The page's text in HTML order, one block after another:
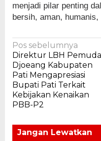
menjadi pilar penting
bersih, aman,
Navigasi
pos
Pos sebelumnya
Direktur LBH Pemuda
Djoeang Kabupaten
Pati Mengapresiasi
Bupati Pati Terkait
Kebijakan Kenaikan
PBB-P2
Jangan Lewatkan